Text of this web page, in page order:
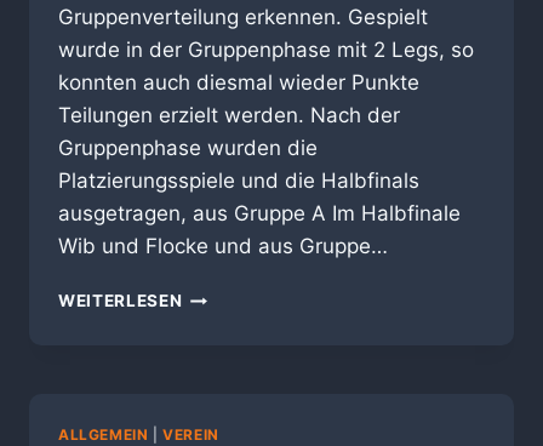
Gruppenverteilung erkennen. Gespielt
wurde in der Gruppenphase mit 2 Legs, so
konnten auch diesmal wieder Punkte
Teilungen erzielt werden. Nach der
Gruppenphase wurden die
Platzierungsspiele und die Halbfinals
ausgetragen, aus Gruppe A Im Halbfinale
Wib und Flocke und aus Gruppe…
WEITERLESEN 4.
ALLGEMEIN |VEREIN